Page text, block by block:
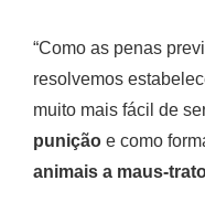
“Como as penas
resolvemos
muito mais fácil de
punição e como
animais a maus-